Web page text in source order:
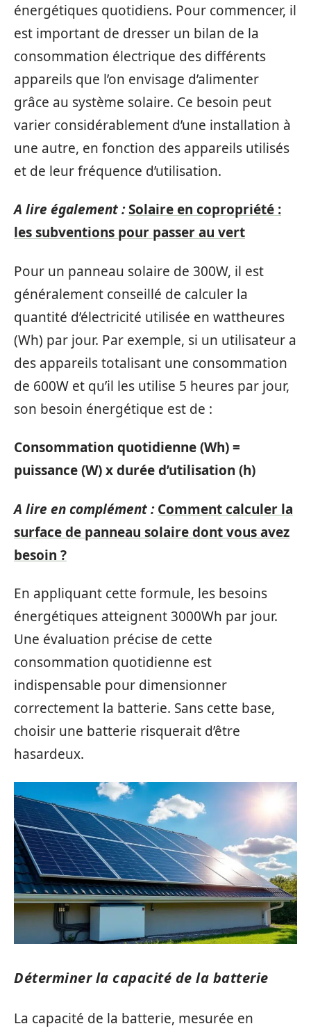
énergétiques quotidiens. Pour commencer, il
est important de dresser un bilan de la
consommation électrique des différents
appareils que l’on envisage d’alimenter
grâce au système solaire. Ce besoin peut
varier considérablement d’une installation à
une autre, en fonction des appareils utilisés
et de leur fréquence d’utilisation.
A lire également :Solaire en copropriété :
les subventions pour passer au vert
Pour un panneau solaire de 300W, il est
généralement conseillé de calculer la
quantité d’électricité utilisée en wattheures
(Wh) par jour. Par exemple, si un utilisateur a
des appareils totalisant une consommation
de 600W et qu’il les utilise 5 heures par jour,
son besoin énergétique est de :
Consommation quotidienne (Wh) =
puissance (W) x durée d’utilisation (h)
A lire en complément : Comment calculer la
surface de panneau solaire dont vous avez
besoin ?
En appliquant cette formule, les besoins
énergétiques atteignent 3000Wh par jour.
Une évaluation précise de cette
consommation quotidienne est
indispensable pour dimensionner
correctement la batterie. Sans cette base,
choisir une batterie risquerait d’être
hasardeux.
Déterminer la capacité de la batterie
La capacité de la batterie, mesurée en